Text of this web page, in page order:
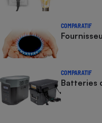
COMPARATIF
COMPARATIF
Batteries